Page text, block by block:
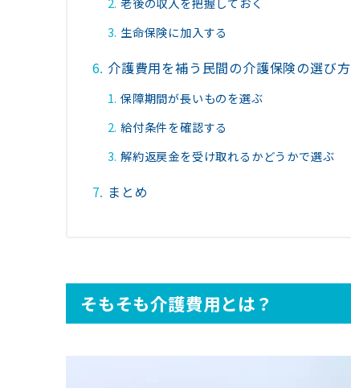
老後の収入を把握しておく
生命保険に加入する
介護費用を補う民間の介護保険の選び方
保障期間が長いものを選ぶ
給付条件を確認する
解約返戻金を受け取れるかどうかで選ぶ
まとめ
そもそも介護費用とは？